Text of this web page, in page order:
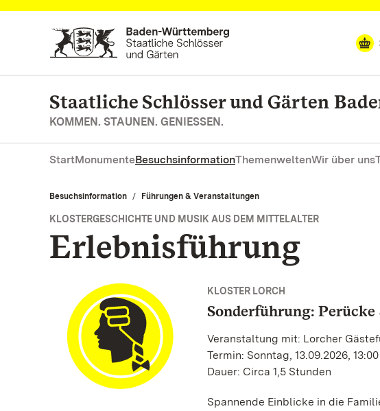
Zum Hauptinhalt springen
Staatliche Schlösser und Gärten
KOMMEN. STAUNEN. GENIESSEN.
StartMonumenteBesuchsinformationThemenweltenWir über uns
Besuchsinformation Führungen & Veranstaltungen
KLOSTERGESCHICHTE UND MUSIK AUS DEM MITTELALTER
Erlebnisführung
KLOSTER LORCH
Sonderführung: Perücke
Veranstaltung mit: Lorcher
Termin: Sonntag, 13.09.2026, 13:00
Dauer: Circa 1,5 Stunden
Spannende Einblicke in die